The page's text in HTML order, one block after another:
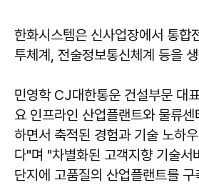
한화시스템은 신사업장에서 통합
투체계, 전술정보통신체계 등을
민영학 CJ대한통운 건설부문 대
요 인프라인 산업플랜트와 물류
하면서 축적된 경험과 기술 노하
다"며 "차별화된 고객지향 기술서
단지에 고품질의 산업플랜트를